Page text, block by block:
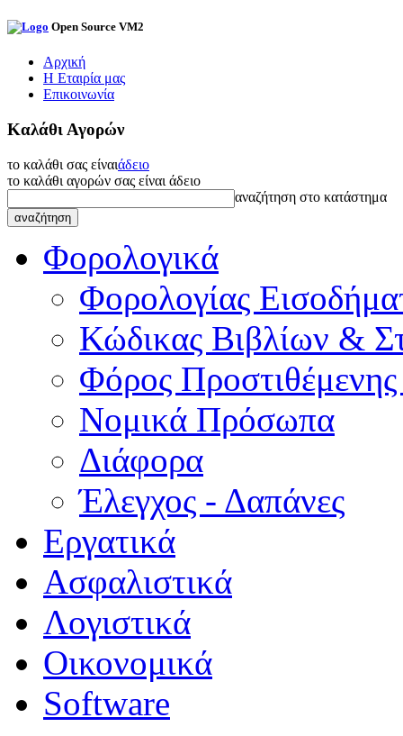
Open Source VM2
Αρχική
Η Εταιρία μας
Επικοινωνία
Καλάθι Αγορών
το καλάθι σας είναιάδειο
το καλάθι αγορών σας είναι άδειο
αναζήτηση στο κατάστημα
Φορολογικά
Φορολογίας
Κώδικας Βιβλίων &
Φόρος Προστιθέμενης
Νομικά Πρόσωπα
Διάφορα
Έλεγχος - Δαπάνες
Εργατικά
Ασφαλιστικά
Λογιστικά
Οικονομικά
Software